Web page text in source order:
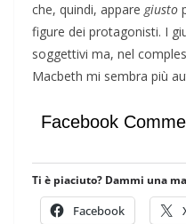
che, quindi, appare giusto
figure dei protagonisti. I
soggettivi ma, nel
Macbeth mi sembra più
Facebook
Ti è piaciuto? Dammi una
Facebook